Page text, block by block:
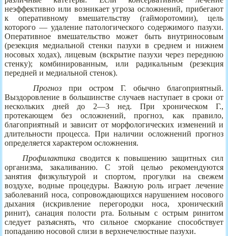
неэффективно или возникает угроза осложнений, прибегают
к оперативному вмешательству (гайморотомии), цель
которого — удаление патологического содержимого пазухи.
Оперативное вмешательство может быть внутриносовым
(резекция медиальной стенки пазухи в среднем и нижнем
носовых ходах), лицевым (вскрытие пазухи через переднюю
стенку); комбинированным, или радикальным (резекция
передней и медиальной стенок).
Прогноз при остром Г. обычно благоприятный.
Выздоровление в большинстве случаев наступает в сроки от
нескольких дней до 2—3 нед. При хроническом Г.,
протекающем без осложнений, прогноз, как правило,
благоприятный и зависит от морфологических изменений и
длительности процесса. При наличии осложнений прогноз
определяется характером осложнения.
Профилактика сводится к повышению защитных сил
организма, закаливанию. С этой целью рекомендуются
занятия физкультурой и спортом, прогулки на свежем
воздухе, водные процедуры. Важную роль играет лечение
заболеваний носа, сопровождающихся нарушением носового
дыхания (искривление перегородки носа, хронический
ринит), санация полости рта. Больным с острым ринитом
следует разъяснять, что сильное сморкание способствует
попаданию носовой слизи в верхнечелюстные пазухи.